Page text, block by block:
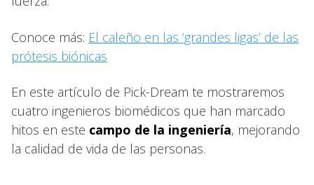
Conoce más: El caleño en las ‘grandes ligas’ de las
prótesis biónicas
En este artículo de Pick-Dream te mostraremos
cuatro ingenieros biomédicos que han marcado
hitos en este campo de la ingeniería, mejorando
la calidad de vida de las personas.